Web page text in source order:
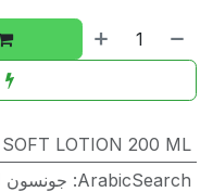
LOTION 200 ML
ArabicSearch
: جونسون